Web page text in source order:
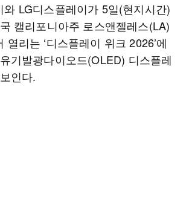
와 LG디스플레이가 5일(현지시간)
캘리포니아주 로스앤젤레스(LA)
열리는 ‘디스플레이 위크 2026’에
기발광다이오드(OLED) 디스플레
인다.